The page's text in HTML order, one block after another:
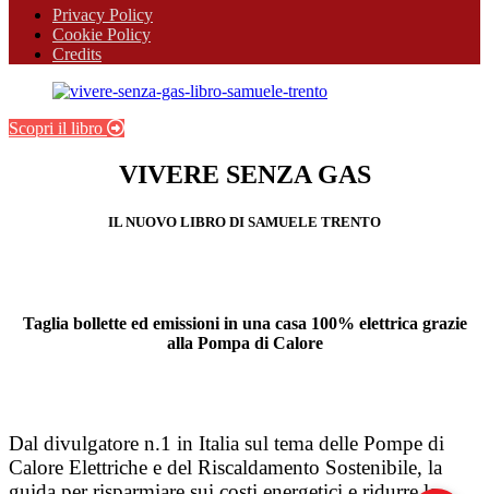
Privacy Policy
Cookie Policy
Credits
Scopri il libro
VIVERE SENZA GAS
IL NUOVO LIBRO DI SAMUELE TRENTO
Taglia bollette ed emissioni in una casa 100% elettrica grazie
alla Pompa di Calore
Dal divulgatore n.1 in Italia sul tema delle Pompe di
Calore Elettriche e del Riscaldamento Sostenibile, la